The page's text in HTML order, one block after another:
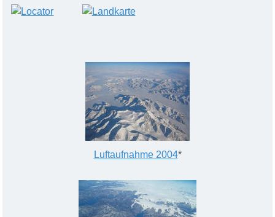
Luftaufnahme 2004*